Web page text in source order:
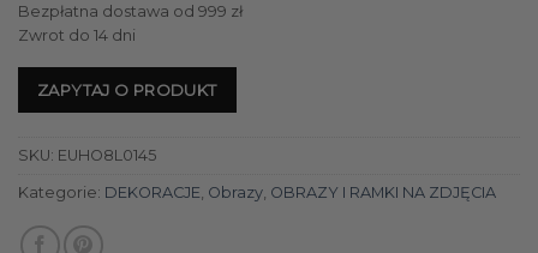
Bezpłatna dostawa od 999 zł
Zwrot do 14 dni
ZAPYTAJ O PRODUKT
SKU: EUHO8L0145
Kategorie: DEKORACJE Obrazy OBRAZY I RAMKI NA ZDJĘCIA